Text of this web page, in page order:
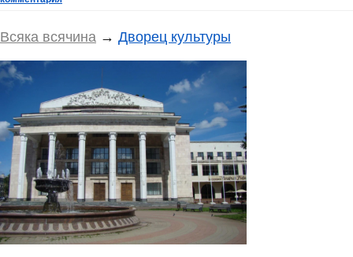
Всяка всячина → Дворец культуры